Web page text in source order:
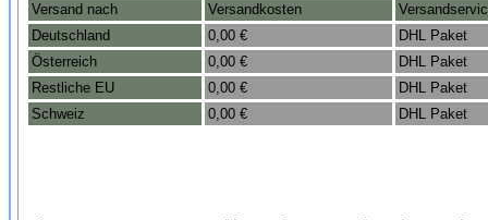
Versand nach Versandkosten
Deutschland
0,00 €
DHL Paket
Österreich
0,00 €
DHL Paket
Restliche EU
0,00 €
DHL Paket
Schweiz
0,00 € DHL Paket